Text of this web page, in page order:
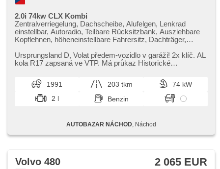
2.0i 74kw CLX Kombi
Zentralverriegelung, Dachscheibe, Alufelgen, Lenkrad
einstellbar, Autoradio, Teilbare Rücksitzbank, Ausziehbare
Kopflehnen, höheneinstellbare Fahrersitz, Dachträger,
rychlostních stupňů
Ursprungsland D,​ Volat předem​-vozidlo v garáži! 2x klíč. AL
kola R17 zapsaná ve VTP. Má průkaz Historické
1991 203 tkm
74 kW
2 l
Benzin
AUTOBAZAR NÁCHOD , Náchod
Volvo 480 2 065 EUR